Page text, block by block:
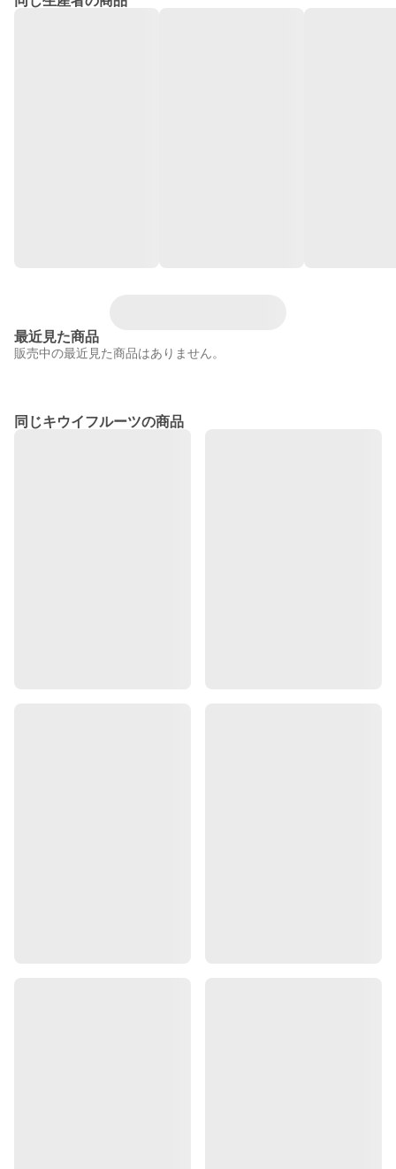
最近見た商品
販売中の最近見た商品はありません。
同じキウイフルーツの商品